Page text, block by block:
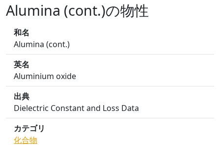
Alumina (cont.)の物性
和名
Alumina (cont.)
英名
Aluminium oxide
出典
Dielectric Constant and Loss Data
カテゴリ
化合物